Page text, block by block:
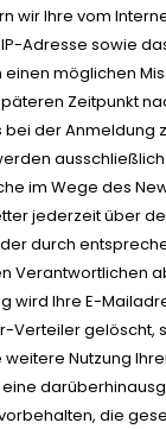
wir Ihre vom
Adresse sowie
möglichen
Zeitpunkt
bei der Anmeldung
im Wege des
jederzeit über
durch
Verantwortlichen
wird Ihre E-
Verteiler gelöscht,
Nutzung
die